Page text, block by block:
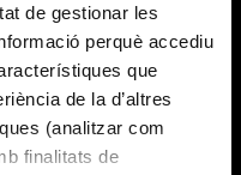
de gestionar les
perquè accediu
que
de la d’altres
(analitzar com
finalitats de